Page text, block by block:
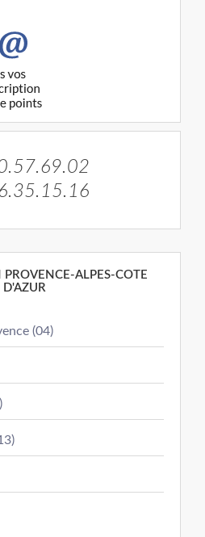
PROVENCE-ALPES-COTE
D'AZUR
(04)